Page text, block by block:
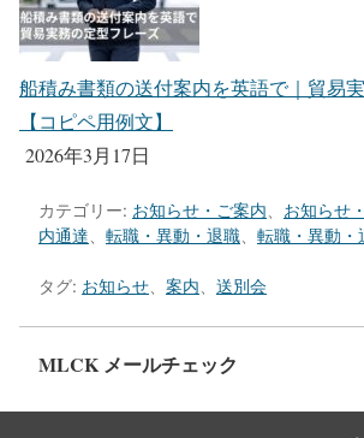
船積み書類の送付案内を英語で｜貿易
【コピペ用例文】
2026年3月17日
カテゴリー: お知らせ・ご案内
お知らせ
内通達
転職・異動・退職 転職・異動・
タグ: お知らせ 案内 送別会
MLCK メールチェック